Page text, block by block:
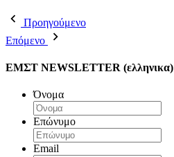
Προηγούμενο
Επόμενο
ΕΜΣΤ NEWSLETTER (ελληνικα)
Όνομα
Επώνυμο
Email